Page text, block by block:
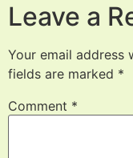
Leave a
Your email address
fields are marked *
Comment *